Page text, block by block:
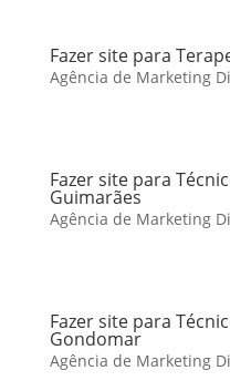
Fazer site para
Agência de Marketing
Fazer site para
Guimarães
Agência de Marketing
Fazer site para
Gondomar
Agência de Marketing